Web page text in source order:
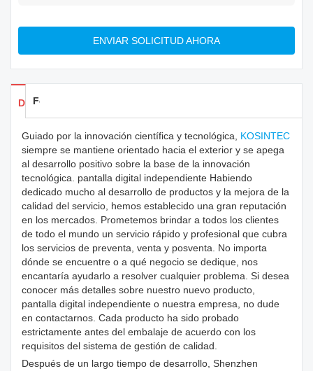
ENVIAR SOLICITUD AHORA
Detalles de los productos
Feedback
Guiado por la innovación científica y tecnológica, KOSINTEC
siempre se mantiene orientado hacia el exterior y se apega
al desarrollo positivo sobre la base de la innovación
tecnológica. pantalla digital independiente Habiendo
dedicado mucho al desarrollo de productos y la mejora de la
calidad del servicio, hemos establecido una gran reputación
en los mercados. Prometemos brindar a todos los clientes
de todo el mundo un servicio rápido y profesional que cubra
los servicios de preventa, venta y posventa. No importa
dónde se encuentre o a qué negocio se dedique, nos
encantaría ayudarlo a resolver cualquier problema. Si desea
conocer más detalles sobre nuestro nuevo producto,
pantalla digital independiente o nuestra empresa, no dude
en contactarnos. Cada producto ha sido probado
estrictamente antes del embalaje de acuerdo con los
requisitos del sistema de gestión de calidad.
Después de un largo tiempo de desarrollo, Shenzhen